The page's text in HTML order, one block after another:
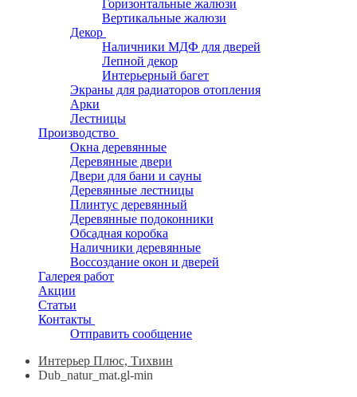
Горизонтальные жалюзи
Вертикальные жалюзи
Декор
Наличники МДФ для дверей
Лепной декор
Интерьерный багет
Экраны для радиаторов отопления
Арки
Лестницы
Производство
Окна деревянные
Деревянные двери
Двери для бани и сауны
Деревянные лестницы
Плинтус деревянный
Деревянные подоконники
Обсадная коробка
Наличники деревянные
Воссоздание окон и дверей
Галерея работ
Акции
Статьи
Контакты
Отправить сообщение
Интерьер Плюс, Тихвин
Dub_natur_mat.gl-min